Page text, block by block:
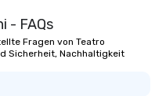
- FAQs
Fragen von Teatro
Sicherheit, Nachhaltigkeit